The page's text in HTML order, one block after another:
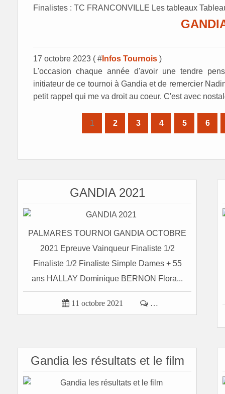
Finalistes : TC FRANCONVILLE Les tableaux
17 octobre 2023 ( # Infos Tournois )
L'occasion chaque année d'avoir une tendre
initiateur de ce tournoi à Gandia et de remercier
petit rappel qui me va droit au coeur. C'est avec
1 2 3 4 5 6
GANDIA 2021
PALMARES TOURNOI GANDIA OCTOBRE
2021 Epreuve Vainqueur Finaliste 1/2
Finaliste 1/2 Finaliste Simple Dames + 55
ans HALLAY Dominique BERNON Flora...
 11 octobre 2021  …
Gandia les résultats et le film